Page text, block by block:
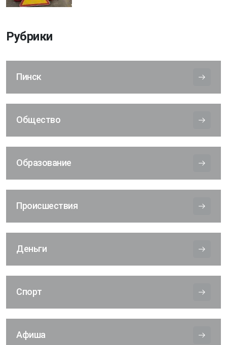
Рубрики
Пинск
Общество
Образование
Происшествия
Деньги
Спорт
Афиша